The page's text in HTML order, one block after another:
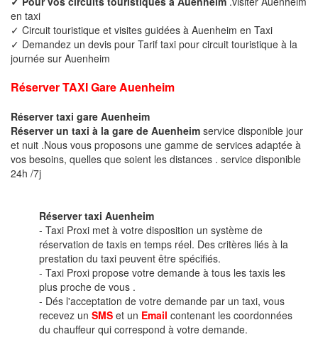
en taxi
✓ Circuit touristique et visites guidées à Auenheim en Taxi
✓ Demandez un devis pour Tarif taxi pour circuit touristique à la
journée sur Auenheim
Réserver TAXI Gare Auenheim
Réserver taxi gare Auenheim
Réserver un taxi à la gare de Auenheim service disponible jour
et nuit .Nous vous proposons une gamme de services adaptée à
vos besoins, quelles que soient les distances . service disponible
24h /7j
Réserver taxi Auenheim
- Taxi Proxi met à votre disposition un système de
réservation de taxis en temps réel. Des critères liés à la
prestation du taxi peuvent être spécifiés.
- Taxi Proxi propose votre demande à tous les taxis les
plus proche de vous .
- Dés l'acceptation de votre demande par un taxi, vous
recevez un SMS et un Email contenant les coordonnées
du chauffeur qui correspond à votre demande.